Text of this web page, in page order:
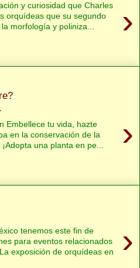
›
y curiosidad que Charles
orquídeas que su segundo
morfología y poliniza...
›
Embellece tu vida, hazte
en la conservación de la
una planta en pe...
›
tenemos este fin de
para eventos relacionados
exposición de orquídeas en